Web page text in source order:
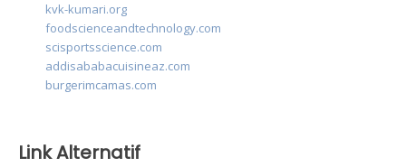
kvk-kumari.org
foodscienceandtechnology.com
scisportsscience.com
addisababacuisineaz.com
burgerimcamas.com
Link Alternatif